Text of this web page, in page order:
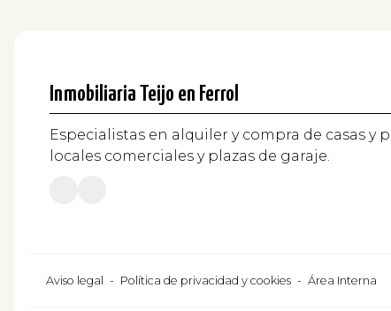
Inmobiliaria Teijo en Ferrol
Especialistas en alquiler y compra de casas y
locales comerciales y plazas de garaje.
Aviso legal - Política de privacidad y cookies - Área Interna